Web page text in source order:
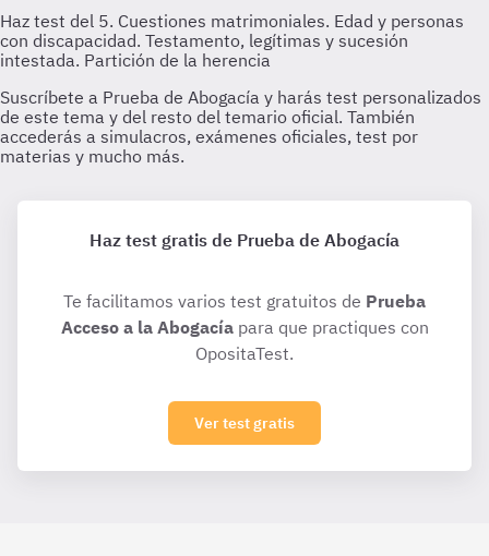
Haz test gratis de Prueba de Abogacía
Te facilitamos varios test gratuitos de Prueba
Acceso a la Abogacíapara que practiques con
OpositaTest.
Ver test gratis